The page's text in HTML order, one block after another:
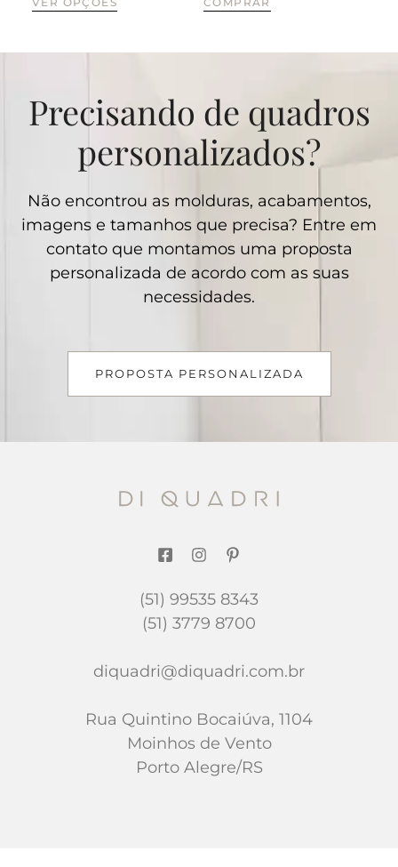
Precisando de quadros
personalizados?
Não encontrou as molduras, acabamentos,
imagens e tamanhos que precisa? Entre em
contato que montamos uma proposta
personalizada de acordo com as suas
necessidades.
PROPOSTA PERSONALIZADA
(51) 99535 8343
(51) 3779 8700
diquadri@diquadri.com.br
Rua Quintino Bocaiúva, 1104
Moinhos de Vento
Porto Alegre/RS